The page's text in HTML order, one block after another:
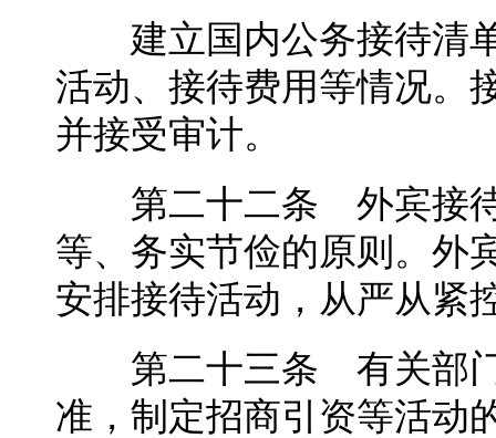
建立国内公务接待清单
活动、接待费用等情况。
并接受审计。
第二十二条 外宾接待
等、务实节俭的原则。外
安排接待活动，从严从紧
第二十三条 有关部门
准，制定招商引资等活动